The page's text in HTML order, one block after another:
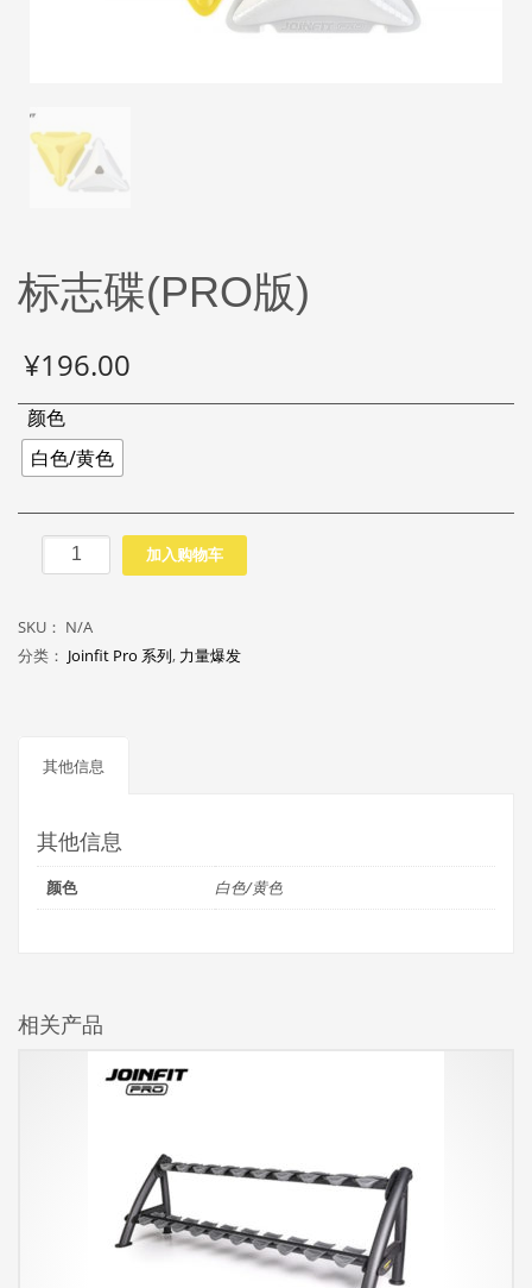
标志碟(PRO版)
¥196.00
颜色
白色/黄色
志
(PRO
版)
加入购物车
SKU： N/A
分类： Joinfit Pro 系列, 力量爆发
其他信息
其他信息
颜色 白色/黄色
相关产品